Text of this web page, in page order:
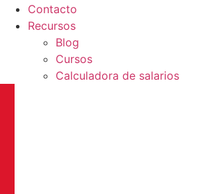
Contacto
Recursos
Blog
Cursos
Calculadora de salarios